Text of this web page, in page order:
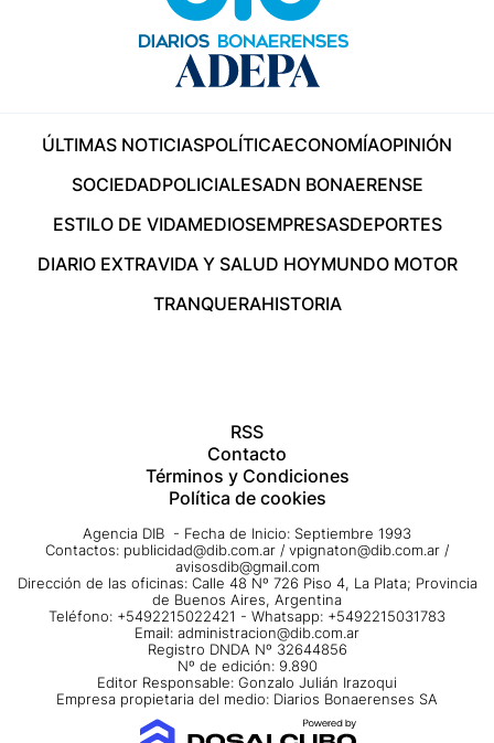
ÚLTIMAS NOTICIASPOLÍTICAECONOMÍAOPINIÓN
SOCIEDADPOLICIALESADN BONAERENSE
ESTILO DE VIDAMEDIOSEMPRESASDEPORTES
DIARIO EXTRAVIDA Y SALUD HOYMUNDO MOTOR
TRANQUERAHISTORIA
RSS
Contacto
Términos y Condiciones
Política de cookies
Agencia DIB - Fecha de Inicio: Septiembre 1993
Contactos: publicidad@dib.com.ar / vpignaton@dib.com.ar /
avisosdib@gmail.com
Dirección de las oficinas: Calle 48 Nº 726 Piso 4, La Plata; Provincia
de Buenos Aires, Argentina
Teléfono: +5492215022421 - Whatsapp: +5492215031783
Email: administracion@dib.com.ar
Registro DNDA Nº 32644856
Nº de edición: 9.890
Editor Responsable: Gonzalo Julián Irazoqui
Empresa propietaria del medio: Diarios Bonaerenses SA